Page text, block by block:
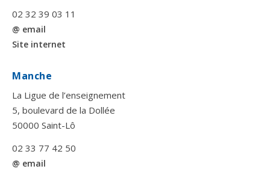
02 32 39 03 11
@ email
Site internet
Manche
La Ligue de l’enseignement
5, boulevard de la Dollée
50000 Saint-Lô
02 33 77 42 50
@ email